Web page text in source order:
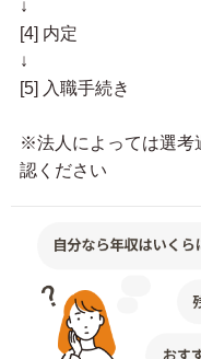
↓
[4] 内定
↓
[5] 入職手続き
※法人によっては選考
認ください